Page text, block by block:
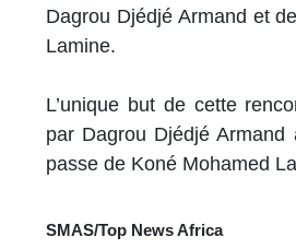
Dagrou Djédjé Armand et
Lamine.
L’unique but de cette
par Dagrou Djédjé
passe de Koné Mohamed
SMAS/Top News Africa